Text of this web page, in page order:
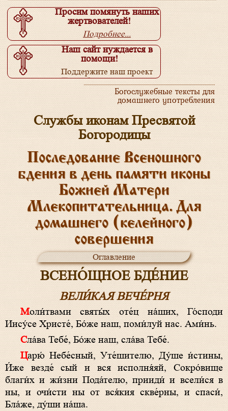
Просим помянуть наших
жертвователей!
Подробнее...
Наш сайт нуждается в
помощи!
Поддержите наш проект
Подробнее...
Богослужебные тексты для
домашнего употребления
Службы иконам Пресвятой
Богородицы
Последование Всеношного
бдения в день памяти иконы
Божией Матери
Млекопитательница. Для
домашнего (келейного)
совершения
Оглавление
ВСЕНО́ЩНОЕ БДЕ́НИЕ
ВЕЛИ́КАЯ ВЕЧЕ́РНЯ
Моли́твами святы́х оте́ц на́ших, Го́споди
Иису́се Христе́, Бо́же наш, поми́луй нас. Ами́нь.
Сла́ва Тебе́, Бо́же наш, сла́ва Тебе́.
Царю́ Небе́сный, Уте́шителю, Ду́ше и́стины,
И́же везде́ сый и вся исполня́яй, Сокро́вище
благи́х и жи́зни Пода́телю, прииди́ и всели́ся в
ны, и очи́сти ны от вся́кия скве́рны, и спаси́,
Бла́же, ду́ши на́ша.